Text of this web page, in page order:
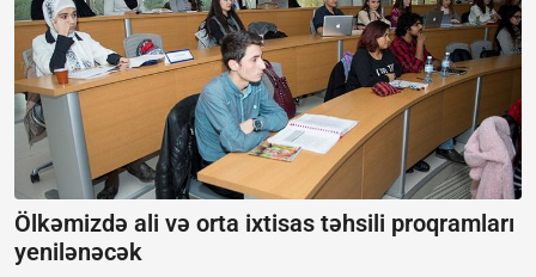
Ölkəmizdə ali və orta ixtisas təhsili proqramları
yenilənəcək